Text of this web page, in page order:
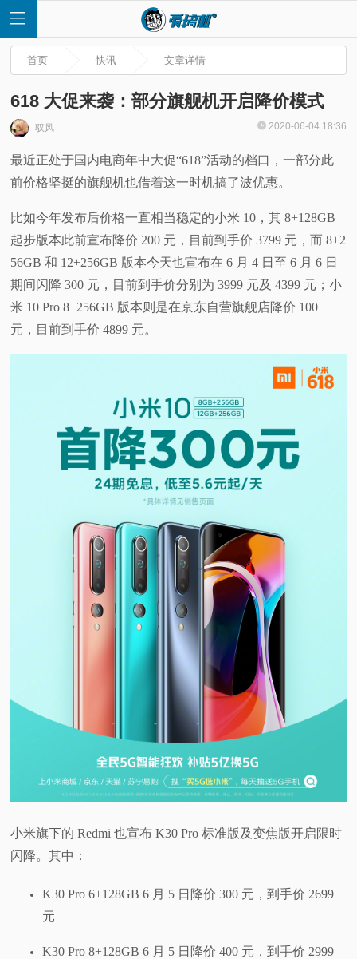
页
快
讯
评
首页 快讯 文章详情
618 大促来袭：部分旗舰机开启降价模式
驭风 2020-06-04 18:36
最近正处于国内电商年中大促“618”活动的档口，一部分此
前价格坚挺的旗舰机也借着这一时机搞了波优惠。
比如今年发布后价格一直相当稳定的小米 10，其 8+128GB
起步版本此前宣布降价 200 元，目前到手价 3799 元，而 8+2
56GB 和 12+256GB 版本今天也宣布在 6 月 4 日至 6 月 6 日
期间闪降 300 元，目前到手价分别为 3999 元及 4399 元；小
米 10 Pro 8+256GB 版本则是在京东自营旗舰店降价 100
元，目前到手价 4899 元。
小米旗下的 Redmi 也宣布 K30 Pro 标准版及变焦版开启限时
闪降。其中：
K30 Pro 6+128GB 6 月 5 日降价 300 元，到手价 2699
元
K30 Pro 8+128GB 6 月 5 日降价 400 元，到手价 2999